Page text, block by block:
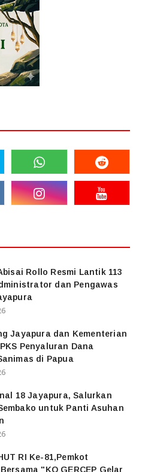
Rollo Resmi Lantik 113
dan Pengawas
Jayapura dan Kementerian
Penyaluran Dana
di Papua
18 Jayapura, Salurkan
untuk Panti Asuhan
RI Ke-81,Pemkot
"KO GERCEP Gelar